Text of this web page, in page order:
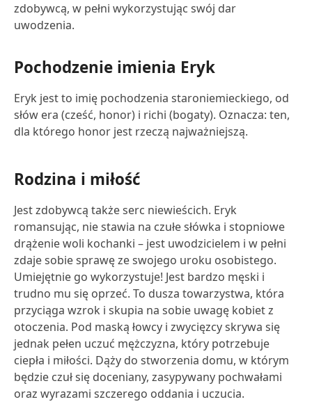
zdobywcą, w pełni wykorzystując swój dar
uwodzenia.
Pochodzenie imienia Eryk
Eryk jest to imię pochodzenia staroniemieckiego, od
słów era (cześć, honor) i richi (bogaty). Oznacza: ten,
dla którego honor jest rzeczą najważniejszą.
Rodzina i miłość
Jest zdobywcą także serc niewieścich. Eryk
romansując, nie stawia na czułe słówka i stopniowe
drążenie woli kochanki – jest uwodzicielem i w pełni
zdaje sobie sprawę ze swojego uroku osobistego.
Umiejętnie go wykorzystuje! Jest bardzo męski i
trudno mu się oprzeć. To dusza towarzystwa, która
przyciąga wzrok i skupia na sobie uwagę kobiet z
otoczenia. Pod maską łowcy i zwycięzcy skrywa się
jednak pełen uczuć mężczyzna, który potrzebuje
ciepła i miłości. Dąży do stworzenia domu, w którym
będzie czuł się doceniany, zasypywany pochwałami
oraz wyrazami szczerego oddania i uczucia.